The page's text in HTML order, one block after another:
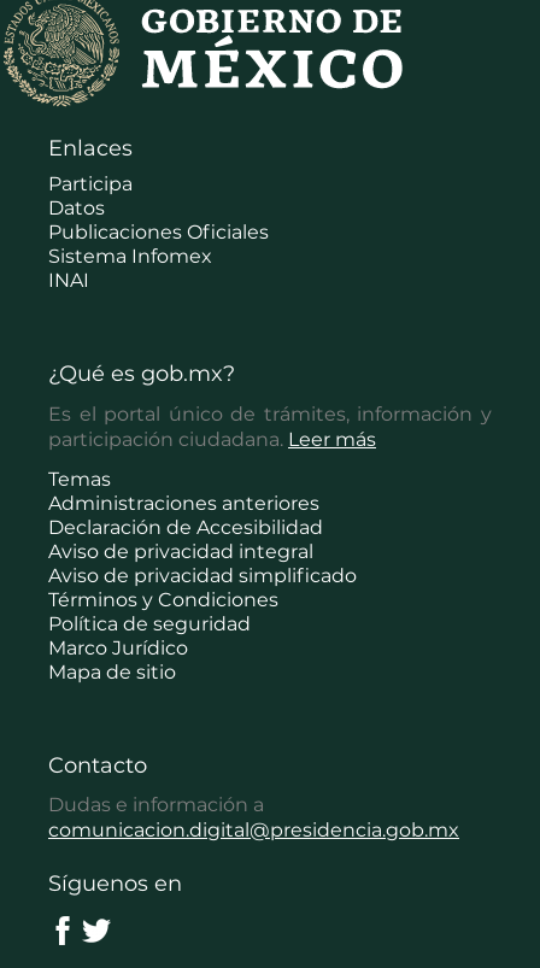
Enlaces
Participa
Datos
Publicaciones Oficiales
Sistema Infomex
INAI
¿Qué es gob.mx?
Es el portal único de trámites, información y
participación ciudadana. Leer más
Temas
Administraciones anteriores
Declaración de Accesibilidad
Aviso de privacidad integral
Aviso de privacidad simplificado
Términos y Condiciones
Política de seguridad
Marco Jurídico
Mapa de sitio
Contacto
Dudas e información a
comunicacion.digital@presidencia.gob.mx
Síguenos en